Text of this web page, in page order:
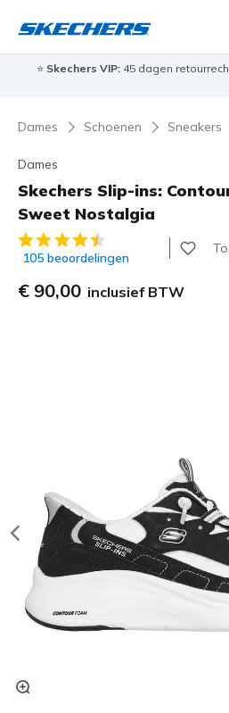
⭐ Skechers VIP:45 dagen
Dames Schoenen Sneakers
Dames
Skechers Slip-ins:
Sweet Nostalgia
3,5 van de 5 klantbeoordelingen
105 beoordelingen
€ 90,00 inclusief BTW